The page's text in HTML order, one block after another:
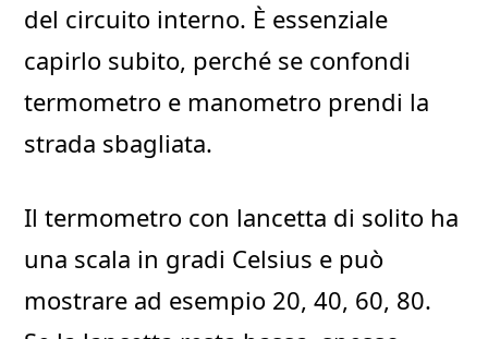
del circuito interno. È essenziale
capirlo subito, perché se confondi
termometro e manometro prendi la
strada sbagliata.
Il termometro con lancetta di solito ha
una scala in gradi Celsius e può
mostrare ad esempio 20, 40, 60, 80.